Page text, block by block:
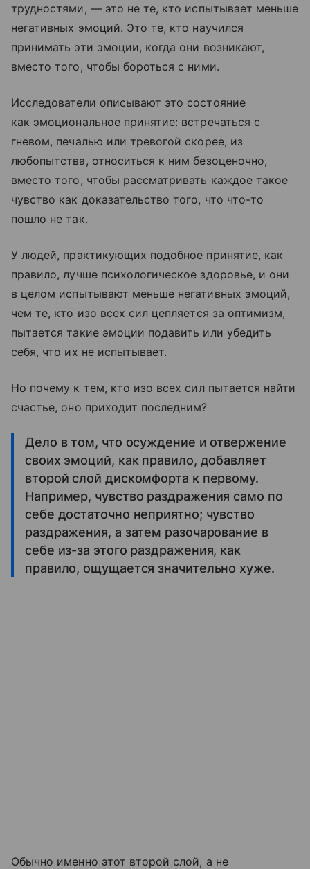
трудностями, — это не те, кто испытывает меньше
негативных эмоций. Это те, кто научился
принимать эти эмоции, когда они возникают,
вместо того, чтобы бороться с ними.
Исследователи описывают это состояние
как эмоциональное принятие: встречаться с
гневом, печалью или тревогой скорее, из
любопытства, относиться к ним безоценочно,
вместо того, чтобы рассматривать каждое такое
чувство как доказательство того, что что-то
пошло не так.
У людей, практикующих подобное принятие, как
правило, лучше психологическое здоровье, и они
в целом испытывают меньше негативных эмоций,
чем те, кто изо всех сил цепляется за оптимизм,
пытается такие эмоции подавить или убедить
себя, что их не испытывает.
Но почему к тем, кто изо всех сил пытается найти
счастье, оно приходит последним?
Дело в том, что осуждение и отвержение
своих эмоций, как правило, добавляет
второй слой дискомфорта к первому.
Например, чувство раздражения само по
себе достаточно неприятно; чувство
раздражения, а затем разочарование в
себе из-за этого раздражения, как
правило, ощущается значительно хуже.
Обычно именно этот второй слой, а не